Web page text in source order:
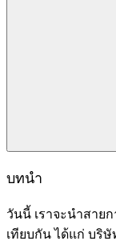
บทนำ
วันนี้ เราจะนำสาย
เทียบกัน ได้แก่ บริ